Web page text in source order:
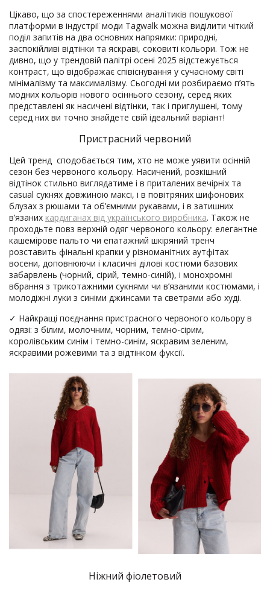
Цікаво, що за спостереженнями аналітиків пошукової
платформи в індустрії моди Tagwalk можна виділити чіткий
поділ запитів на два основних напрямки: природні,
заспокійливі відтінки та яскраві, соковиті кольори. Тож не
дивно, що у трендовій палітрі осені 2025 відстежується
контраст, що відображає співіснування у сучасному світі
мінімалізму та максималізму. Сьогодні ми розбираємо п’ять
модних кольорів нового осіннього сезону, серед яких
представлені як насичені відтінки, так і приглушені, тому
серед них ви точно знайдете свій ідеальний варіант!
Пристрасний червоний
Цей тренд сподобається тим, хто не може уявити осінній
сезон без червоного кольору. Насичений, розкішний
відтінок стильно виглядатиме і в приталених вечірніх та
casual сукнях довжиною максі, і в повітряних шифонових
блузах з рюшами та об’ємними рукавами, і в затишних
в’язаних кардиганах від українського виробника. Також не
проходьте повз верхній одяг червоного кольору: елегантне
кашемірове пальто чи епатажний шкіряний тренч
розставить фінальні крапки у різноманітних аутфітах
восени, доповнюючи і класичні ділові костюми базових
забарвлень (чорний, сірий, темно-синій), і монохромні
вбрання з трикотажними сукнями чи в’язаними костюмами, і
молодіжні луки з синіми джинсами та светрами або худі.
✓ Найкращі поєднання пристрасного червоного кольору в
одязі: з білим, молочним, чорним, темно-сірим,
королівським синім і темно-синім, яскравим зеленим,
яскравими рожевими та з відтінком фуксії.
Ніжний фіолетовий